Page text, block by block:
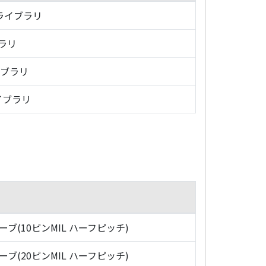
ブラリ
リ
ラリ
ラリ
ブ(10ピンMIL ハーフピッチ)
ブ(20ピンMIL ハーフピッチ)